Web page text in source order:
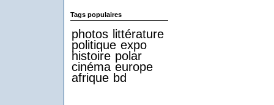
Tags populaires
photos littérature
politique expo
histoire polar
cinéma europe
afrique bd